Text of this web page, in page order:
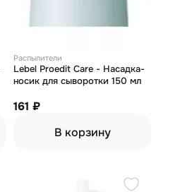
Распылители
Lebel Proedit Care - Насадка-
носик для сыворотки 150 мл
161 ₽
В корзину